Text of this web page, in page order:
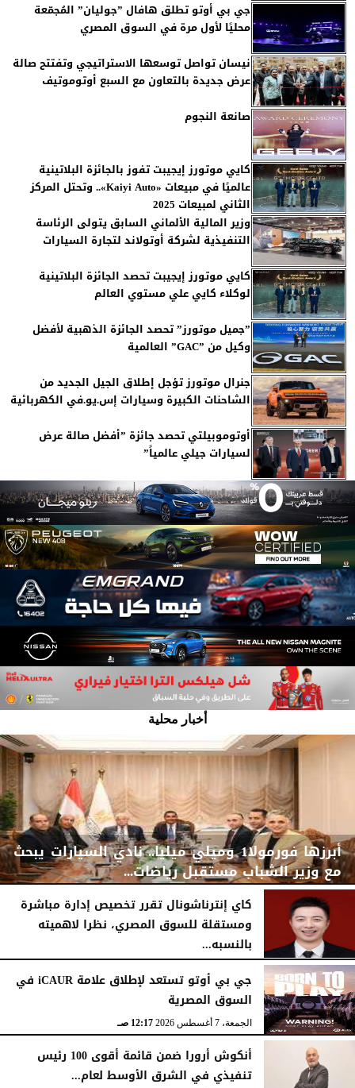
جي بي أوتو تطلق هافال ”جوليان” المُجمّعة
محليًا لأول مرة في السوق المصري
نيسان تواصل توسعها الاستراتيجي وتفتتح صالة
عرض جديدة بالتعاون مع السبع أوتوموتيف
صانعة النجوم
كايي موتورز إيجيبت تفوز بالجائزة البلاتينية
عالميًا في مبيعات «Kaiyi Auto».. وتحتل المركز
الثاني لمبيعات 2025
وزير المالية الألماني السابق يتولى الرئاسة
التنفيذية لشركة أوتولاند لتجارة السيارات
كايي موتورز إيجيبت تحصد الجائزة البلاتينية
لوكلاء كايي علي مستوي العالم
”جميل موتورز” تحصد الجائزة الذهبية لأفضل
وكيل من ”GAC” العالمية
جنرال موتورز تؤجل إطلاق الجيل الجديد من
الشاحنات الكبيرة وسيارات إس.يو.في الكهربائية
أوتوموبيلتي تحصد جائزة ”أفضل صالة عرض
لسيارات جيلي عالمياً”
أخبار محلية
أبرزها فورمولا1 وميلي ميليا.. نادي السيارات يبحث
مع وزير الشباب مستقبل ‏‏‏رياضات...
الأحد، 9 أغسطس 2026 03:11 مـ
كاي إنترناشونال تقرر تخصيص إدارة مباشرة
ومستقلة للسوق المصري، نظرا لاهميته
بالنسبه...
السبت، 8 أغسطس 2026
جي بي أوتو تستعد لإطلاق علامة iCAUR في
السوق المصرية
الجمعة، 7 أغسطس 2026 12:17 صـ
أنكوش أرورا ضمن قائمة أقوى 100 رئيس
تنفيذي في الشرق الأوسط لعام...